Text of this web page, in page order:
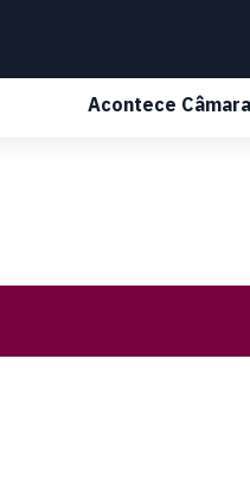
Acontece Câmara